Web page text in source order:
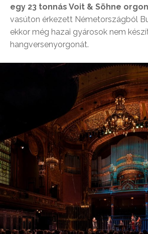
egy 23 tonnás Voit & Söhne
vasúton érkezett Németországból
ekkor még hazai gyárosok nem
hangversenyorgonát.